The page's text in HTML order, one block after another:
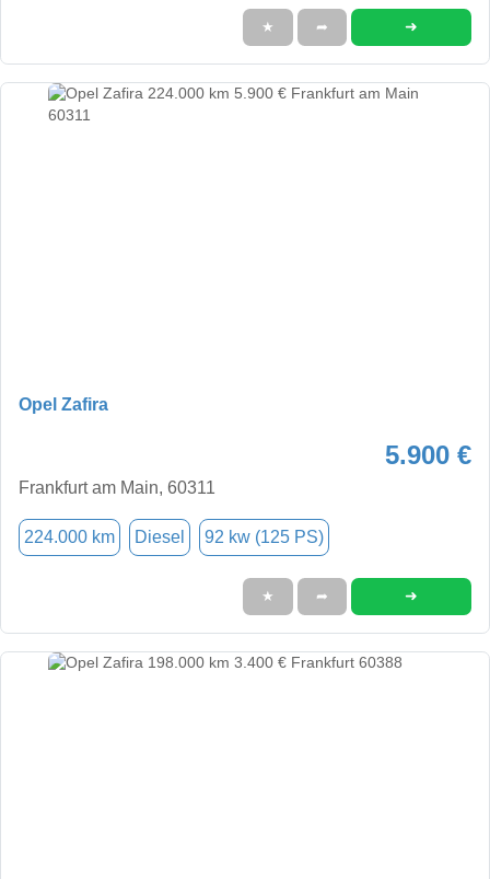
★ ➦ ➜
Opel Zafira
5.900 €
Frankfurt am Main, 60311
224.000 km Diesel 92 kw (125 PS)
★ ➦ ➜